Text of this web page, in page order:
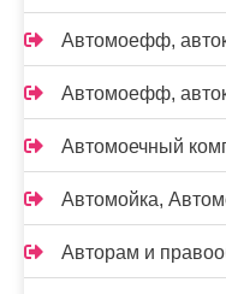
Автомоефф,
Автомоефф,
Автомоечный
Автомойка,
Авторам и